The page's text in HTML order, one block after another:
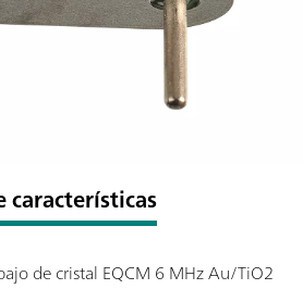
características
de cristal EQCM 6 MHz Au/TiO2